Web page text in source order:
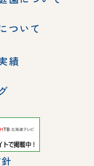
ついて
績